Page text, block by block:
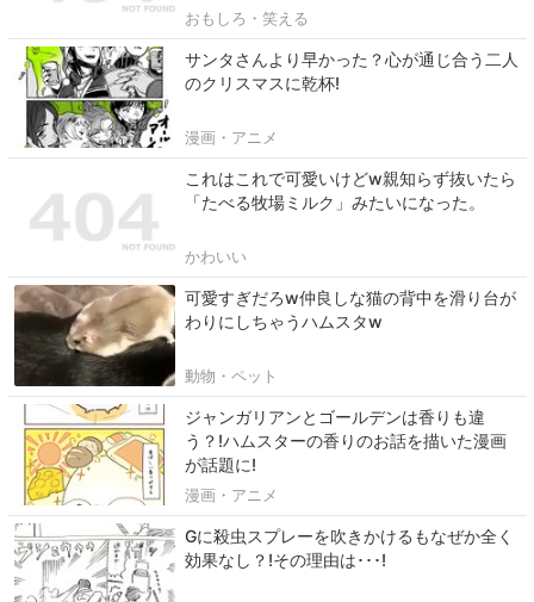
おもしろ・笑える
サンタさんより早かった？心が通じ合う二人
のクリスマスに乾杯!
漫画・アニメ
これはこれで可愛いけどw親知らず抜いたら
「たべる牧場ミルク」みたいになった。
かわいい
可愛すぎだろw仲良しな猫の背中を滑り台が
わりにしちゃうハムスタw
動物・ペット
ジャンガリアンとゴールデンは香りも違
う？!ハムスターの香りのお話を描いた漫画
が話題に!
漫画・アニメ
Gに殺虫スプレーを吹きかけるもなぜか全く
効果なし？!その理由は･･･!